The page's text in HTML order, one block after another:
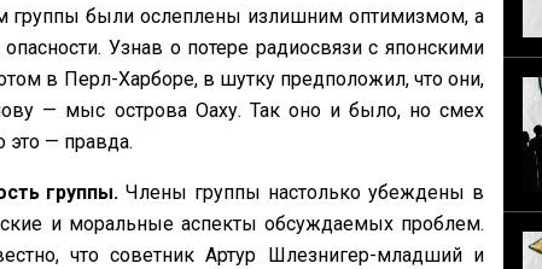
были ослеплены излишним оптимизмом, а
Узнав о потере радиосвязи с японскими
в Перл-Харборе, в шутку предположил, что они,
— мыс острова Оаху. Так оно и было, но смех
это — правда.
группы. Члены группы настолько убеждены в
и моральные аспекты обсуждаемых проблем.
что советник Артур Шлезнигер-младший и